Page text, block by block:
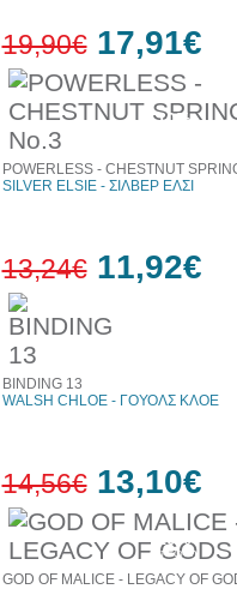
10%
19,90€ 17,91€
POWERLESS - CHESTNUT
SILVER ELSIE - ΣΙΛΒΕΡ ΕΛΣΙ
13,24€ 11,92€
10%
έκπτωση
BINDING 13
WALSH CHLOE - ΓΟΥΟΛΣ ΚΛΟΕ
14,56€ 13,10€
GOD OF MALICE - LEGACY OF